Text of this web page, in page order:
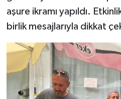
aşure ikramı yapıldı.
birlik mesajlarıyla dikkat
Teknoloji
Vasıta
Vefat Haberleri
Yaşam